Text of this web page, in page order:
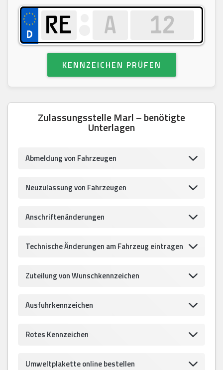
KENNZEICHEN PRÜFEN
Zulassungsstelle Marl – benötigte
Unterlagen
Abmeldung von Fahrzeugen
Neuzulassung von Fahrzeugen
Anschriftenänderungen
Technische Änderungen am Fahrzeug eintragen
Zuteilung von Wunschkennzeichen
Ausfuhrkennzeichen
Rotes Kennzeichen
Umweltplakette online bestellen